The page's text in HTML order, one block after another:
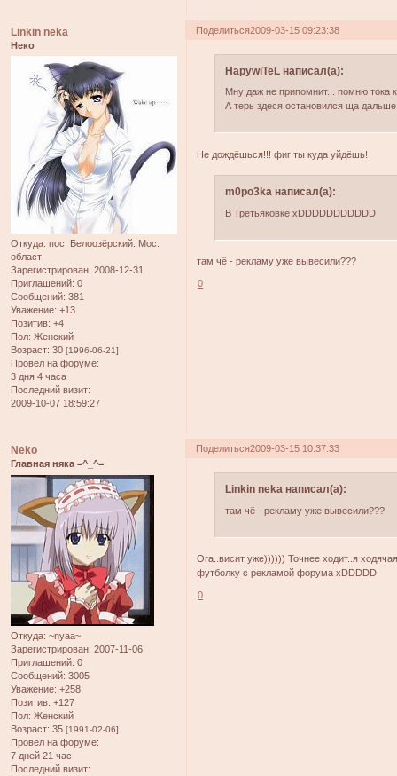
Поделиться2009-03-15 09:23:38
Linkin neka
Неко
Откуда: пос. Белоозёрский. Мос.
област
Зарегистрирован: 2008-12-31
Приглашений: 0
Сообщений: 381
Уважение: +13
Позитив: +4
Пол: Женский
Возраст: 30 [1996-06-21]
Провел на форуме:
3 дня 4 часа
Последний визит:
2009-10-07 18:59:27
HapywiTeL написал(а):
Мну даж не припомнит... помню тока
А терь здеся остановился ща
Не дождёшься!!! фиг ты куда уйдёшь!
m0po3ka написал(а):
В Третьяковке xDDDDDDDDDDD
там чё - рекламу уже вывесили???
0
Поделиться2009-03-15 10:37:33
Neko
Главная няка =^_^=
Откуда: ~nyaa~
Зарегистрирован: 2007-11-06
Приглашений: 0
Сообщений: 3005
Уважение: +258
Позитив: +127
Пол: Женский
Возраст: 35 [1991-02-06]
Провел на форуме:
7 дней 21 час
Последний визит:
Linkin neka написал(а):
там чё - рекламу уже вывесили???
Ога..висит уже)))))) Точнее ходит..я
футболку с рекламой форума xDDDDD
0